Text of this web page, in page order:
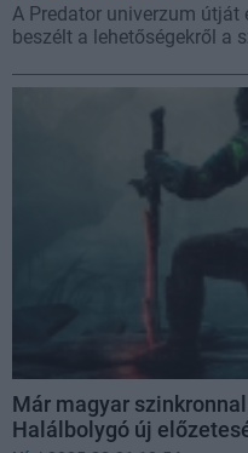
A Predator univerzum útját
beszélt a lehetőségekről a
Már magyar
Halálbolygó új